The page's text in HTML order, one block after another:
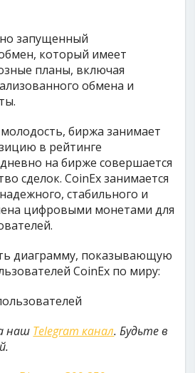
запущенный
который имеет
планы, включая
обмена и
биржа занимает
в рейтинге
на бирже совершается
сделок. CoinEx занимается
стабильного и
цифровыми монетами для
диаграмму, показывающую
CoinEx по миру:
наш Telegram канал. Будьте в